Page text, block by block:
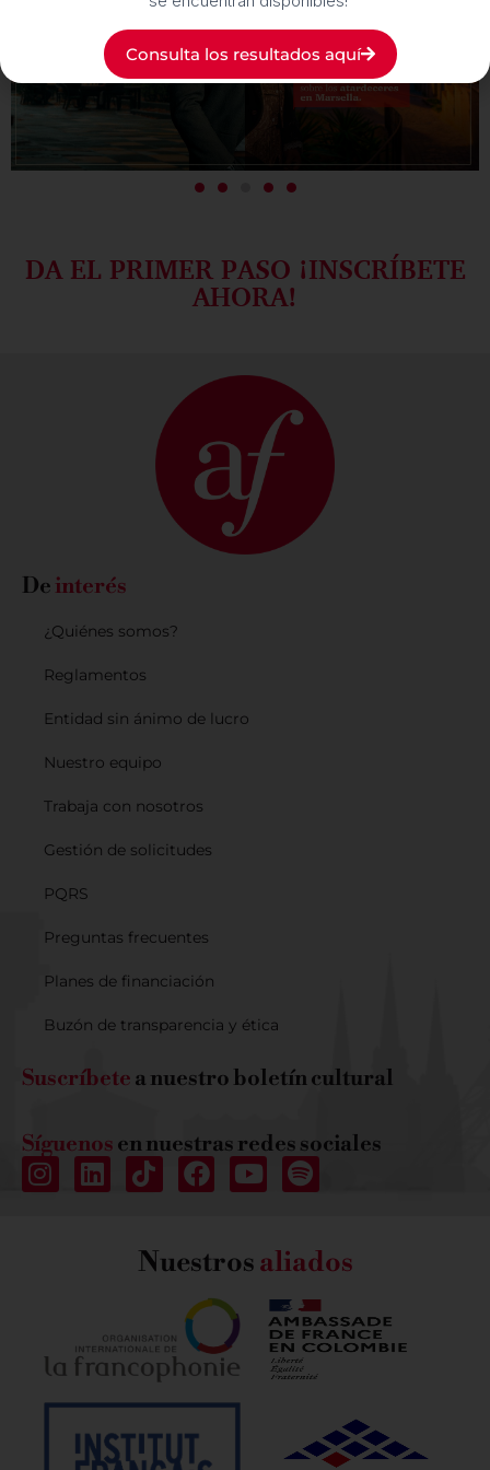
DA EL PRIMER PASO ¡INSCRÍBETE
AHORA!
De interés
¿Quiénes somos?
Reglamentos
Entidad sin ánimo de lucro
Nuestro equipo
Trabaja con nosotros
Gestión de solicitudes
PQRS
Preguntas frecuentes
Planes de financiación
Buzón de transparencia y ética
Suscríbete a nuestro boletín cultural
Síguenos en nuestras redes sociales
Nuestrosaliados
Consulta los resultados aquí